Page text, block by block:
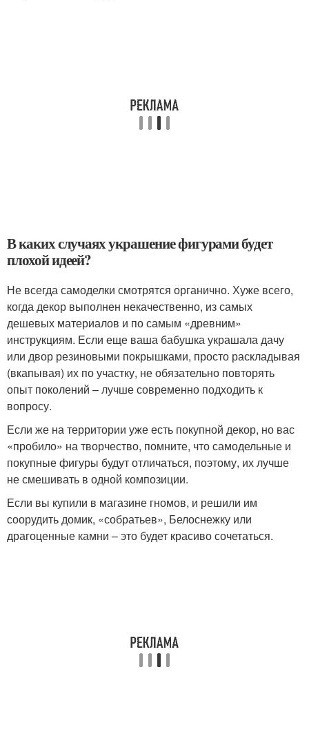
В каких случаях украшение фигурами будет
плохой идеей?
Не всегда самоделки смотрятся органично. Хуже всего,
когда декор выполнен некачественно, из самых
дешевых материалов и по самым «древним»
инструкциям. Если еще ваша бабушка украшала дачу
или двор резиновыми покрышками, просто раскладывая
(вкапывая) их по участку, не обязательно повторять
опыт поколений – лучше современно подходить к
вопросу.
Если же на территории уже есть покупной декор, но вас
«пробило» на творчество, помните, что самодельные и
покупные фигуры будут отличаться, поэтому, их лучше
не смешивать в одной композиции.
Если вы купили в магазине гномов, и решили им
соорудить домик, «собратьев», Белоснежку или
драгоценные камни – это будет красиво сочетаться.